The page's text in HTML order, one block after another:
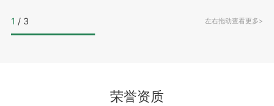
左右拖动查看更多>
1 / 3
荣誉资质